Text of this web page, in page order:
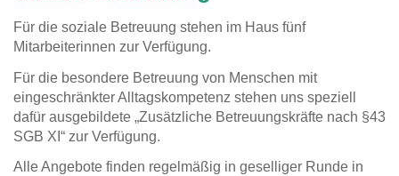
Für die soziale Betreuung stehen im Haus fünf
Mitarbeiterinnen zur Verfügung.
Für die besondere Betreuung von Menschen mit
eingeschränkter Alltagskompetenz stehen uns speziell
dafür ausgebildete „Zusätzliche Betreuungskräfte nach §43
SGB XI“ zur Verfügung.
Alle Angebote finden regelmäßig in geselliger Runde in